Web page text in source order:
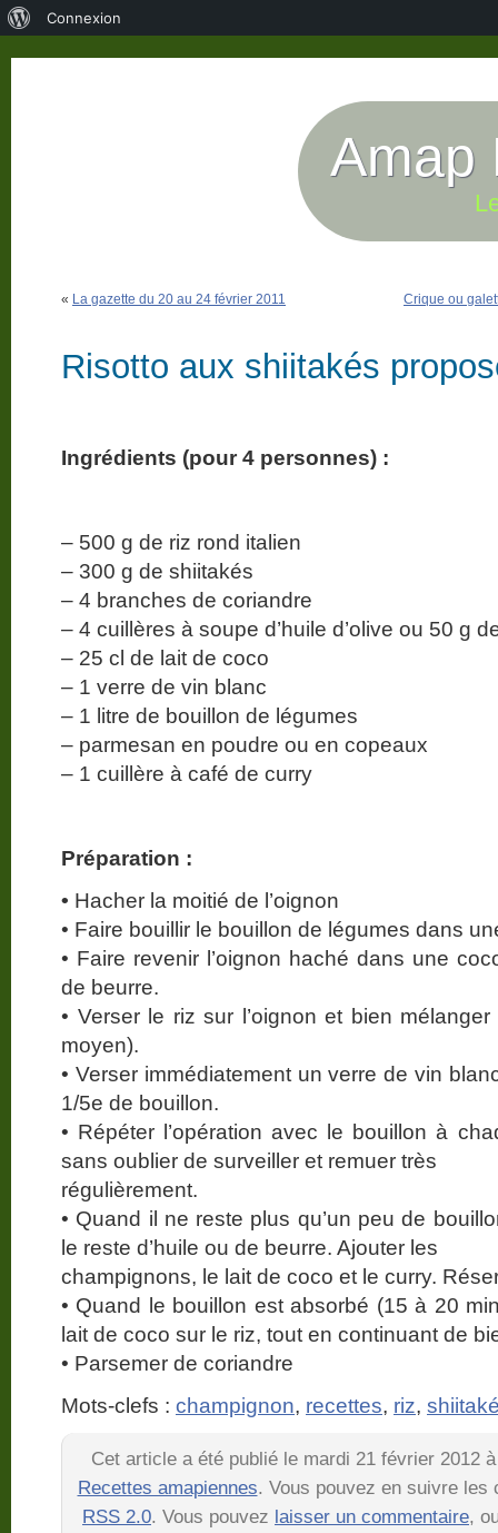
Amap
« La gazette du 20 au 24 février 2011 Crique ou
Risotto aux shiitakés
Ingrédients (pour 4 personnes) :
– 500 g de riz rond italien
– 300 g de shiitakés
– 4 branches de coriandre
– 4 cuillères à soupe d’huile d’olive ou 50 g
– 25 cl de lait de coco
– 1 verre de vin blanc
– 1 litre de bouillon de légumes
– parmesan en poudre ou en copeaux
– 1 cuillère à café de curry
Préparation :
• Hacher la moitié de l’oignon
• Faire bouillir le bouillon de légumes dans
• Faire revenir l’oignon haché dans une
de beurre.
• Verser le riz sur l’oignon et bien
moyen).
• Verser immédiatement un verre de vin
1/5e de bouillon.
• Répéter l’opération avec le bouillon à
sans oublier de surveiller et remuer très
régulièrement.
• Quand il ne reste plus qu’un peu de
le reste d’huile ou de beurre. Ajouter les
champignons, le lait de coco et le curry.
• Quand le bouillon est absorbé (15 à 20
lait de coco sur le riz, tout en continuant de
• Parsemer de coriandre
Mots-clefs : champignon, recettes, riz,
Cet article a été publié le mardi 21 février 2012
Recettes amapiennes. Vous pouvez en suivre les
RSS 2.0. Vous pouvez laisser un commentaire,
Connexion